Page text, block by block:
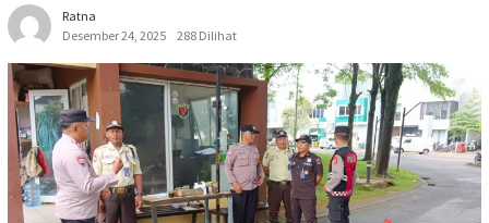
Ratna
Desember 24, 2025
288 Dilihat